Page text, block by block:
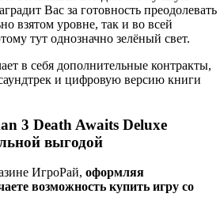
Вас за готовность преодолевать
взятом уровне, так и во всей
тут однозначно зелёный свет.
в себя дополнительные контракты,
и цифровую версию книги
3 Death Awaits Deluxe
выгодой
ИгроРай, оформляя
возможность купить игру со